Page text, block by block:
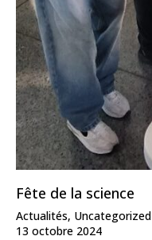
Fête de la science
Actualités, Uncategorized
13 octobre 2024